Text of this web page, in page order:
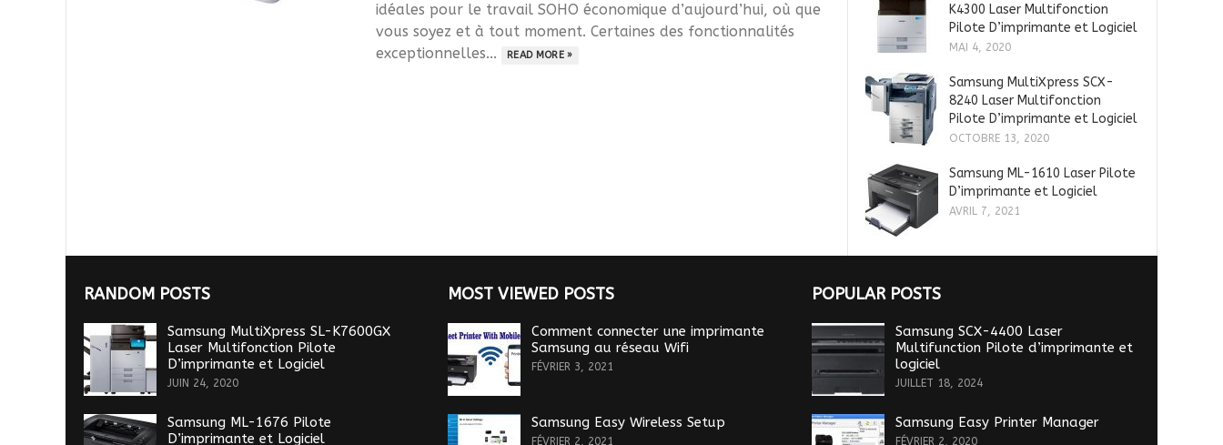
idéales pour le travail SOHO économique d’aujourd’hui, où que
vous soyez et à tout moment. Certaines des fonctionnalités
exceptionnelles...
READ MORE »
K4300 Laser Multifonction
Pilote D’imprimante et Logiciel
MAI 4, 2020
Samsung MultiXpress SCX-
8240 Laser Multifonction
Pilote D’imprimante et Logiciel
OCTOBRE 13, 2020
Samsung ML-1610 Laser Pilote
D’imprimante et Logiciel
AVRIL 7, 2021
RANDOM POSTS
Samsung MultiXpress SL-K7600GX
Laser Multifonction Pilote
D’imprimante et Logiciel
JUIN 24, 2020
Samsung ML-1676 Pilote
D’imprimante et Logiciel
MOST VIEWED POSTS
Comment connecter une imprimante
Samsung au réseau Wifi
FÉVRIER 3, 2021
Samsung Easy Wireless Setup
FÉVRIER 2, 2021
POPULAR POSTS
Samsung SCX-4400 Laser
Multifunction Pilote d’imprimante et
logiciel
JUILLET 18, 2024
Samsung Easy Printer Manager
FÉVRIER 2, 2020